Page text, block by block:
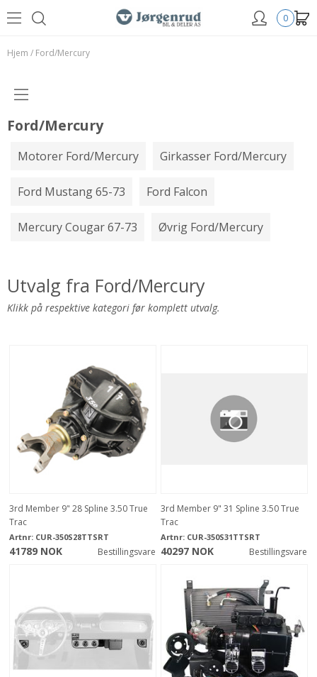
0
Hjem / Ford/Mercury
Ford/Mercury
Motorer Ford/Mercury Girkasser Ford/Mercury
Ford Mustang 65-73 Ford Falcon
Mercury Cougar 67-73 Øvrig Ford/Mercury
Utvalg fra Ford/Mercury
Klikk på respektive kategori før komplett utvalg.
3rd Member 9" 28 Spline 3.50 True
Trac
Artnr: CUR-350S28TTSRT
41789 NOK Bestillingsvare
3rd Member 9" 31 Spline 3.50 True
Trac
Artnr: CUR-350S31TTSRT
40297 NOK Bestillingsvare